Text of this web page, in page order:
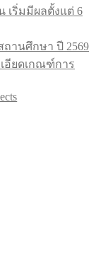
เริ่มมีผลตั้งแต่ 6
ถานศึกษา ปี 2569
อียดเกณฑ์การ